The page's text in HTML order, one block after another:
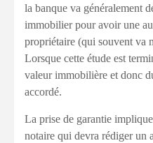
la banque va généralement
immobilier pour avoir une
propriétaire (qui souvent va
Lorsque cette étude est
valeur immobilière et donc
accordé.
La prise de garantie
notaire qui devra rédiger un